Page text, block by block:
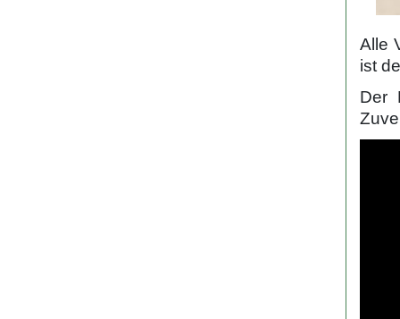
Alle
ist
Der